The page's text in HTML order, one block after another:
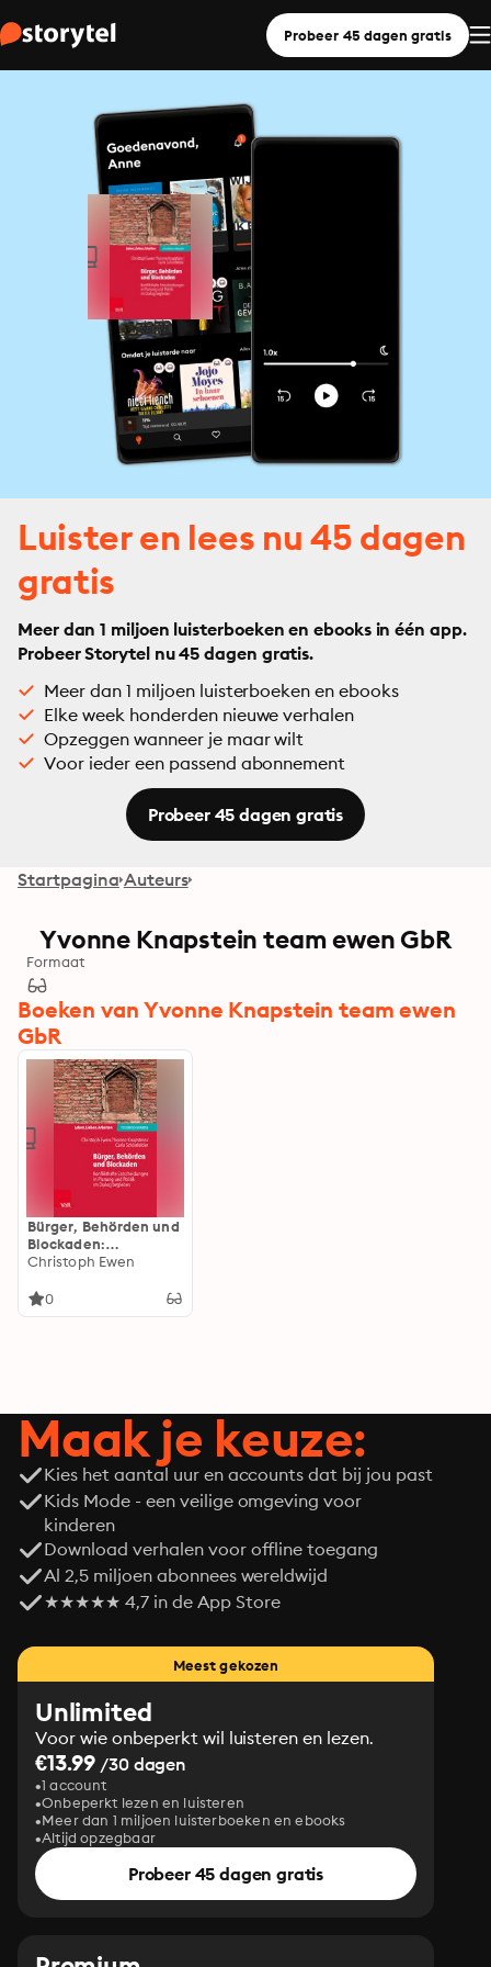
Probeer 45 dagen gratis
Luister en lees nu 45 dagen
gratis
Meer dan 1 miljoen luisterboeken en ebooks in één app.
Probeer Storytel nu 45 dagen gratis.
Meer dan 1 miljoen luisterboeken en ebooks
Elke week honderden nieuwe verhalen
Opzeggen wanneer je maar wilt
Voor ieder een passend abonnement
Probeer 45 dagen gratis
Startpagina Auteurs
Yvonne Knapstein team ewen GbR
Formaat
Boeken van Yvonne Knapstein team ewen
GbR
Bürger, Behörden und
Blockaden:
Konflikthafte
Planung und Politik
Christoph Ewen
0
Maak je keuze:
Kies het aantal uur en accounts dat bij jou past
Kids Mode - een veilige omgeving voor
kinderen
Download verhalen voor offline toegang
Al 2,5 miljoen abonnees wereldwijd
★★★★★ 4,7 in de App Store
Meest gekozen
Unlimited
Voor wie onbeperkt wil luisteren en lezen.
€13.99 /30 dagen
1 account
Onbeperkt lezen en luisteren
Meer dan 1 miljoen luisterboeken en ebooks
Altijd opzegbaar
Probeer 45 dagen gratis